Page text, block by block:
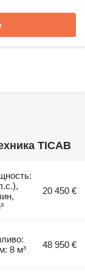
TICAB
20 450 €
8 м³
48 950 €